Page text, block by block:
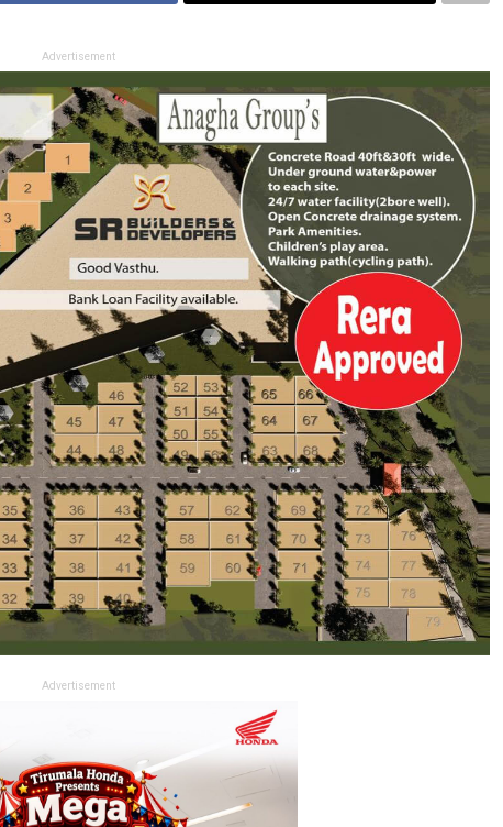
Advertisement
Advertisement